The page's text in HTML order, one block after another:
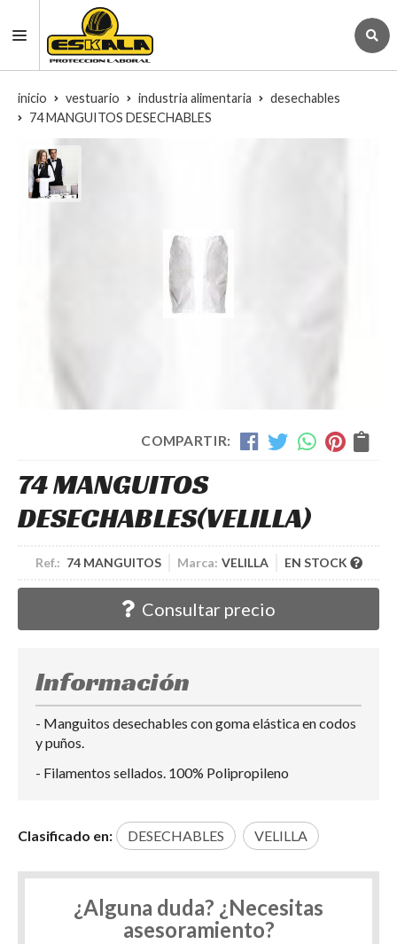
inicio vestuario industria alimentaria
desechables
74 MANGUITOS DESECHABLES
COMPARTIR:
74 MANGUITOS
DESECHABLES(VELILLA)
Ref.: 74 MANGUITOS Marca: VELILLA EN STOCK
Consultar precio
Información
- Manguitos desechables con goma elástica en codos
y puños.
- Filamentos sellados. 100% Polipropileno
Clasificado en: DESECHABLES VELILLA
¿Alguna duda? ¿Necesitas
asesoramiento?